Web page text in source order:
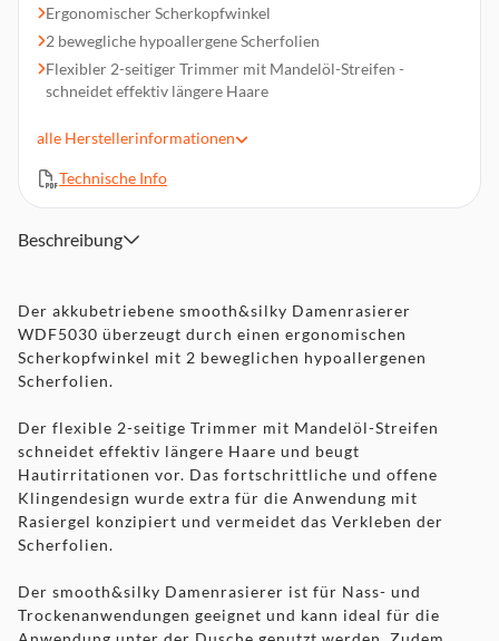
Ergonomischer Scherkopfwinkel
2 bewegliche hypoallergene Scherfolien
Flexibler 2-seitiger Trimmer mit Mandelöl-Streifen -
schneidet effektiv längere Haare
Klingendesign für die Anwendung mit Rasiergel
Bikini-Kammaufsatz
Rutschfester Soft-Touch-Griff
alle Herstellerinformationen
Technische Info
Beschreibung
Der akkubetriebene smooth&silky Damenrasierer
WDF5030 überzeugt durch einen ergonomischen
Scherkopfwinkel mit 2 beweglichen hypoallergenen
Scherfolien.
Der flexible 2-seitige Trimmer mit Mandelöl-Streifen
schneidet effektiv längere Haare und beugt
Hautirritationen vor. Das fortschrittliche und offene
Klingendesign wurde extra für die Anwendung mit
Rasiergel konzipiert und vermeidet das Verkleben der
Scherfolien.
Der smooth&silky Damenrasierer ist für Nass- und
Trockenanwendungen geeignet und kann ideal für die